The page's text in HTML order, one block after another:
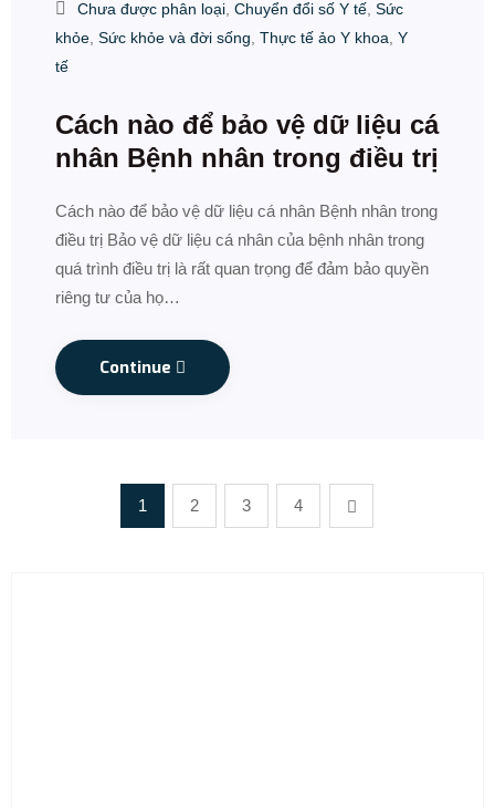
Chưa được phân loại Chuyển đổi số Y tế Sức
khỏe Sức khỏe và đời sống Thực tế ảo Y khoa Y
tế
Cách nào để bảo vệ dữ liệu cá
nhân Bệnh nhân trong điều trị
Cách nào để bảo vệ dữ liệu cá nhân Bệnh nhân trong
điều trị Bảo vệ dữ liệu cá nhân của bệnh nhân trong
quá trình điều trị là rất quan trọng để đảm bảo quyền
riêng tư của họ…
Continue
1 2 3 4